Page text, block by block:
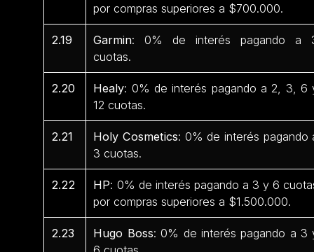
por compras superiores a $700.000.
2.19 Garmin: 0% de interés pagando a
cuotas.
2.20 Healy: 0% de interés pagando a 2, 3, 6
12 cuotas.
2.21 Holy Cosmetics: 0% de interés pagando
3 cuotas.
2.22 HP: 0% de interés pagando a 3 y 6
por compras superiores a $1.500.000.
2.23 Hugo Boss: 0% de interés pagando a 3